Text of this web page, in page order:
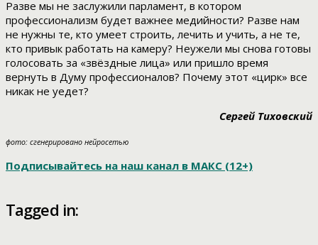
Разве мы не заслужили парламент, в котором
профессионализм будет важнее медийности? Разве нам
не нужны те, кто умеет строить, лечить и учить, а не те,
кто привык работать на камеру? Неужели мы снова готовы
голосовать за «звёздные лица» или пришло время
вернуть в Думу профессионалов? Почему этот «цирк» все
никак не уедет?
Сергей Тиховский
фото: сгенерировано нейросетью
Подписывайтесь на наш канал в МАКС (12+)
Tagged in: